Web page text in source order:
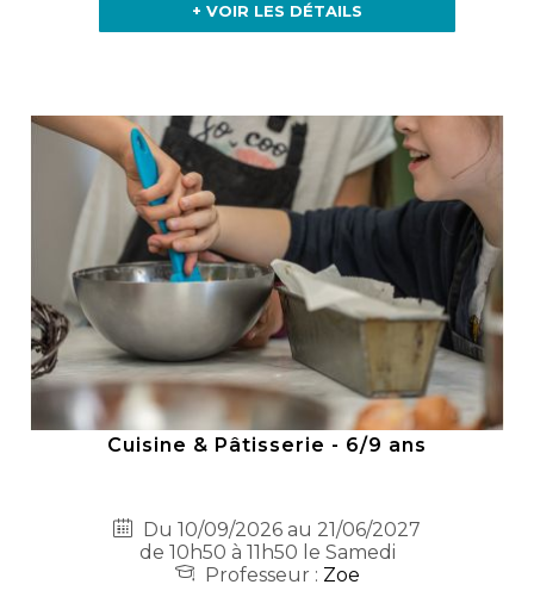
+ VOIR LES DÉTAILS
Cuisine & Pâtisserie - 6/9 ans
Du 10/09/2026 au 21/06/2027
de 10h50 à 11h50 le Samedi
Professeur : Zoe